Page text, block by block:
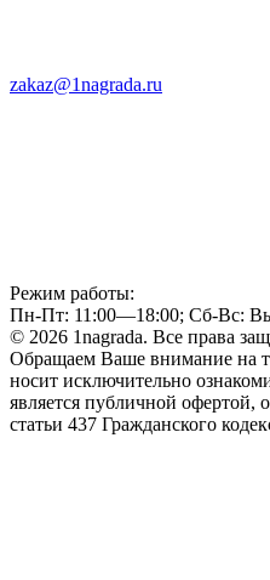
zakaz@1nagrada.ru
Режим работы:
Пн-Пт: 11:00—18:00; Сб-Вс:
© 2026 1nagrada. Все права
Обращаем Ваше внимание на
носит исключительно
является публичной офертой,
статьи 437 Гражданского